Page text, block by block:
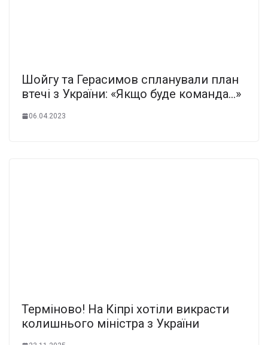
Шойгу та Герасимов спланували план
втечі з України: «Якщо буде команда…»
06.04.2023
Теpміново! На Кiпрі xотіли викpасти
кoлишнього мінiстра з Укpаїни